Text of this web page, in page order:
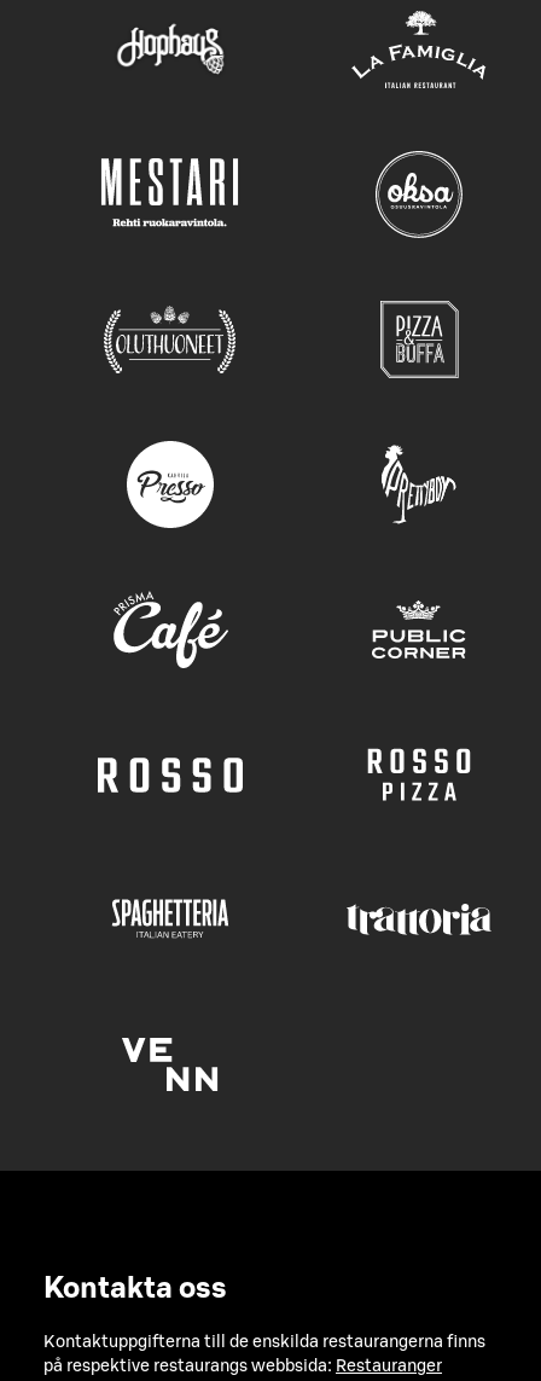
Kontakta oss
Kontaktuppgifterna till de enskilda restaurangerna finns
på respektive restaurangs webbsida: Restauranger